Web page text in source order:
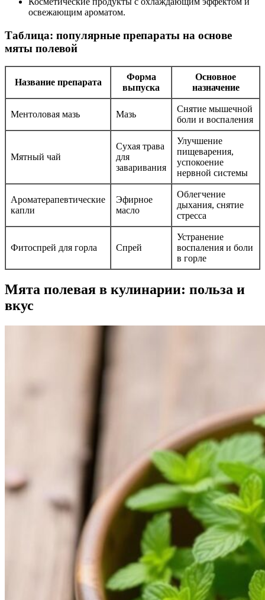
освежающим ароматом.
Таблица: популярные препараты на основе
мяты полевой
Название препарата
Форма
выпуска
Основное
назначение
Ментоловая мазь Мазь
Снятие мышечной
боли и воспаления
Мятный чай
Сухая трава
для
заваривания
Улучшение
пищеварения,
успокоение
нервной системы
Ароматерапевтические
капли
Эфирное
масло
Облегчение
дыхания, снятие
стресса
Фитоспрей для горла Спрей
Устранение
воспаления и боли
в горле
Мята полевая в кулинарии: польза и
вкус